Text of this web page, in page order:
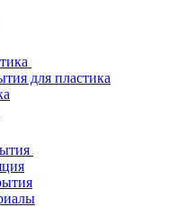
для пластика